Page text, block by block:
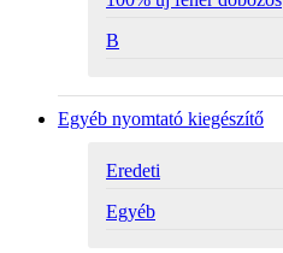
B
Egyéb nyomtató kiegészítő
Eredeti
Egyéb